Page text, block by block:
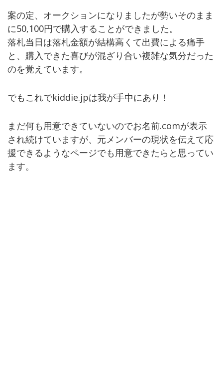
案の定、オークションになりましたが勢いそのまま
に50,100円で購入することができました。
落札当日は落札金額が結構高くて出費による痛手
と、購入できた喜びが混ざり合い複雑な気分だった
のを覚えています。
でもこれでkiddie.jpは我が手中にあり！
まだ何も用意できていないのでお名前.comが表示
され続けていますが、元メンバーの現状を伝えて応
援できるようなページでも用意できたらと思ってい
ます。